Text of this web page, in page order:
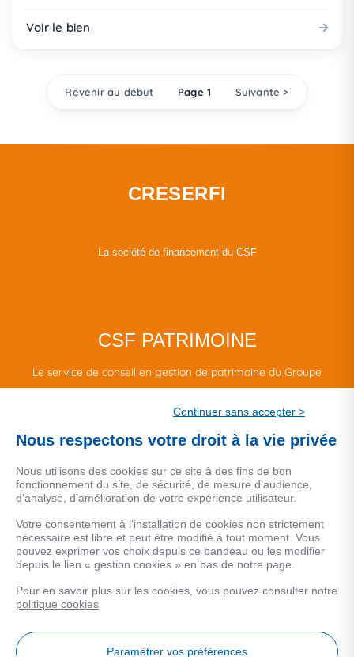
Voir le bien
Revenir au début Page 1 Suivante >
CRESERFI
La société de financement du CSF
CSF PATRIMOINE
Le service de conseil en gestion de patrimoine du Groupe
MENTIONS LEGALES
Données personnelles
COOKIES
Continuer sans accepter >
Nous respectons votre droit à la vie privée
Nous utilisons des cookies sur ce site à des fins de bon
fonctionnement du site, de sécurité, de mesure d’audience,
d’analyse, d’amélioration de votre expérience utilisateur.
Votre consentement à l’installation de cookies non strictement
nécessaire est libre et peut être modifié à tout moment. Vous
pouvez exprimer vos choix depuis ce bandeau ou les modifier
depuis le lien « gestion cookies » en bas de notre page.
Pour en savoir plus sur les cookies, vous pouvez consulter notre
politique cookies
Paramétrer vos préférences